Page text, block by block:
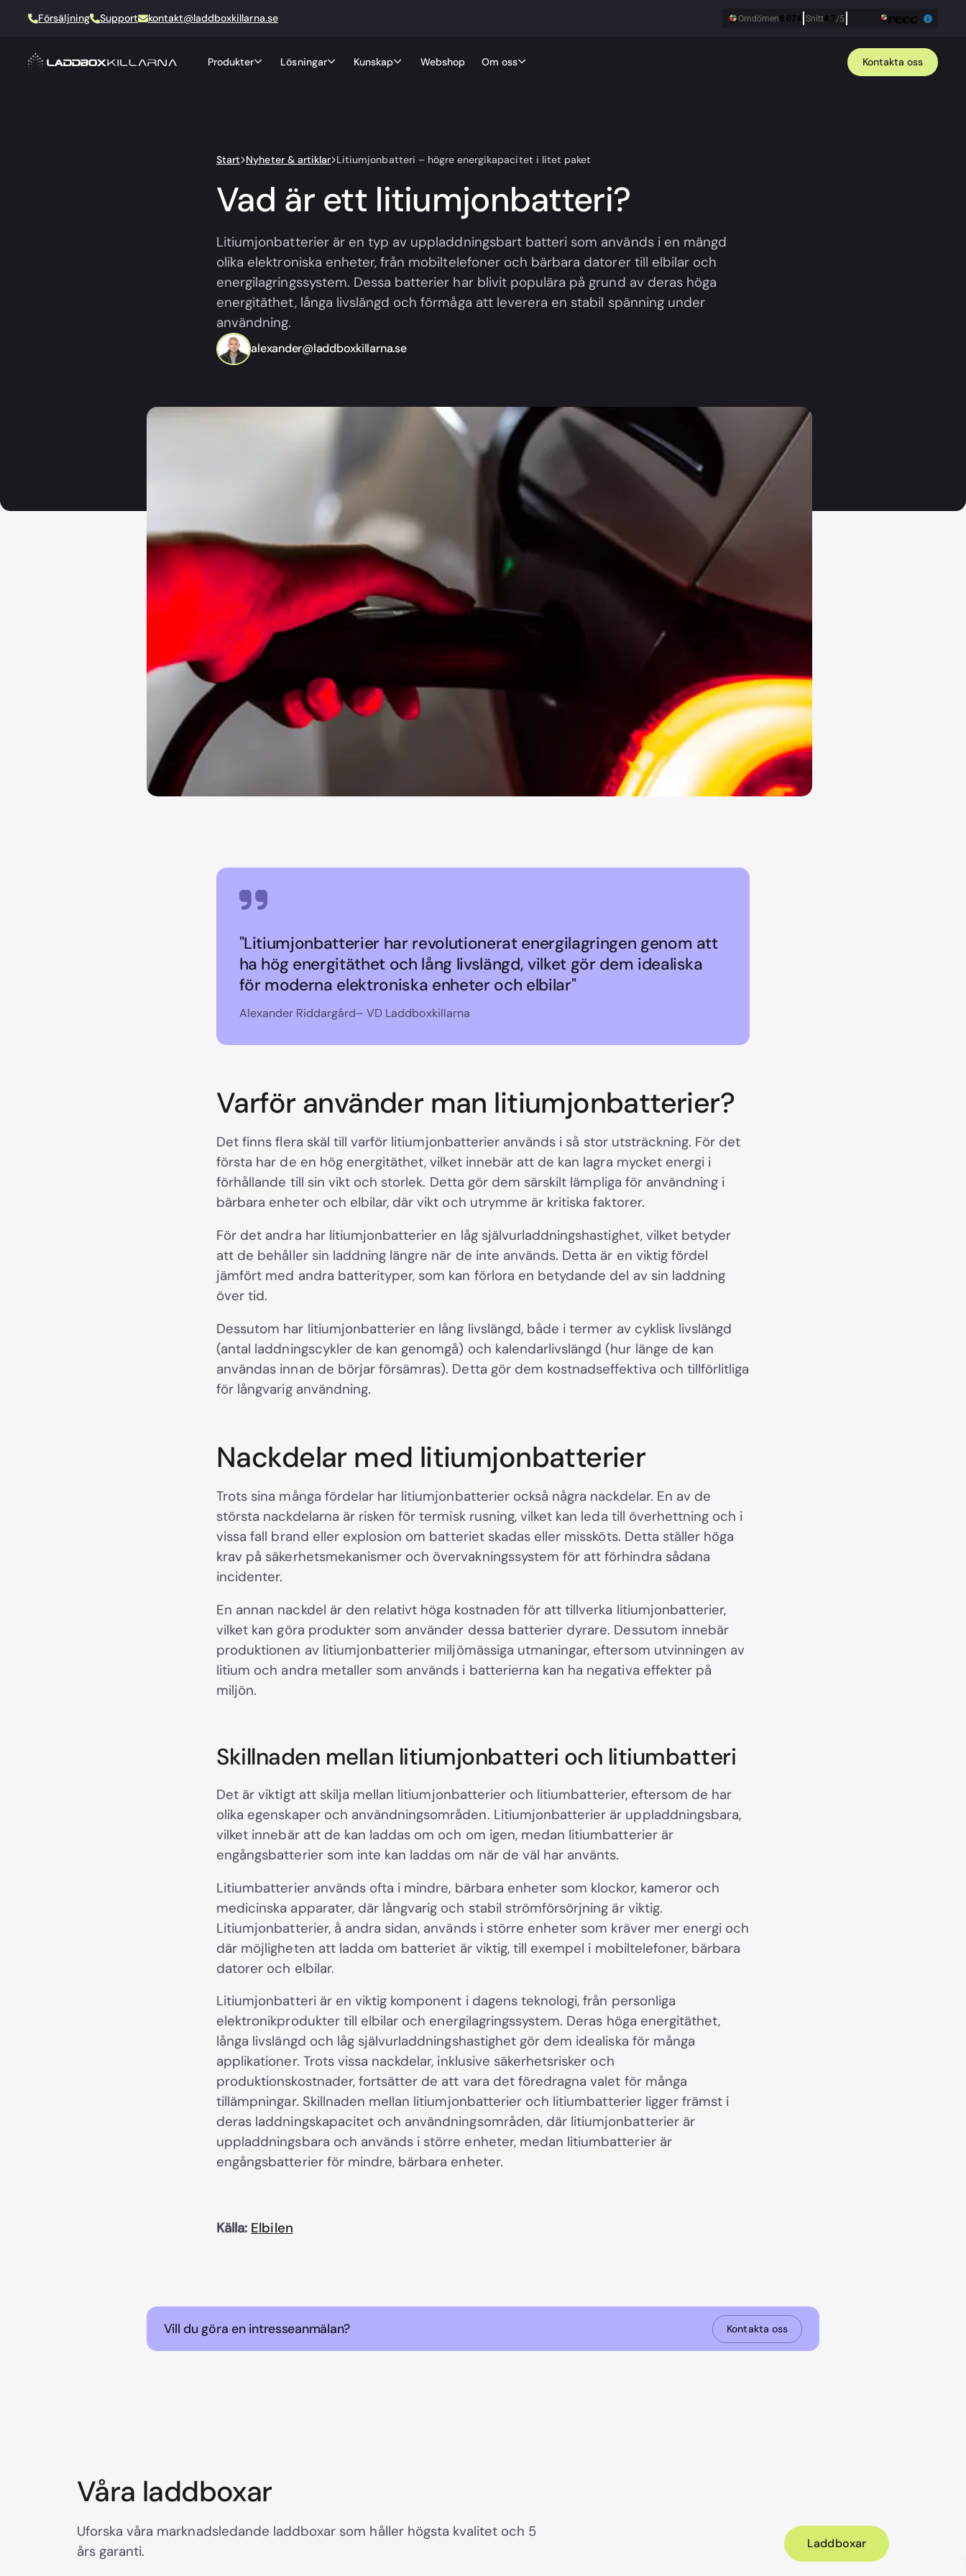
Försäljning Support kontakt@laddboxkillarna.se
Produkter Lösningar Kunskap Webshop Om oss Kontakta oss
Start Nyheter & artiklar Litiumjonbatteri – högre energikapacitet i litet paket
Vad är ett litiumjonbatteri?
Litiumjonbatterier är en typ av uppladdningsbart batteri som används i en mängd
olika elektroniska enheter, från mobiltelefoner och bärbara datorer till elbilar och
energilagringssystem. Dessa batterier har blivit populära på grund av deras höga
energitäthet, långa livslängd och förmåga att leverera en stabil spänning under
användning.
alexander@laddboxkillarna.se
"Litiumjonbatterier har revolutionerat energilagringen genom att
ha hög energitäthet och lång livslängd, vilket gör dem idealiska
för moderna elektroniska enheter och elbilar"
Alexander Riddargård– VD Laddboxkillarna
Varför använder man litiumjonbatterier?
Det finns flera skäl till varför litiumjonbatterier används i så stor utsträckning. För det
första har de en hög energitäthet, vilket innebär att de kan lagra mycket energi i
förhållande till sin vikt och storlek. Detta gör dem särskilt lämpliga för användning i
bärbara enheter och elbilar, där vikt och utrymme är kritiska faktorer.
För det andra har litiumjonbatterier en låg självurladdningshastighet, vilket betyder
att de behåller sin laddning längre när de inte används. Detta är en viktig fördel
jämfört med andra batterityper, som kan förlora en betydande del av sin laddning
över tid.
Dessutom har litiumjonbatterier en lång livslängd, både i termer av cyklisk livslängd
(antal laddningscykler de kan genomgå) och kalendarlivslängd (hur länge de kan
användas innan de börjar försämras). Detta gör dem kostnadseffektiva och tillförlitliga
för långvarig användning.
Nackdelar med litiumjonbatterier
Trots sina många fördelar har litiumjonbatterier också några nackdelar. En av de
största nackdelarna är risken för termisk rusning, vilket kan leda till överhettning och i
vissa fall brand eller explosion om batteriet skadas eller missköts. Detta ställer höga
krav på säkerhetsmekanismer och övervakningssystem för att förhindra sådana
incidenter.
En annan nackdel är den relativt höga kostnaden för att tillverka litiumjonbatterier,
vilket kan göra produkter som använder dessa batterier dyrare. Dessutom innebär
produktionen av litiumjonbatterier miljömässiga utmaningar, eftersom utvinningen av
litium och andra metaller som används i batterierna kan ha negativa effekter på
miljön.
Skillnaden mellan litiumjonbatteri och litiumbatteri
Det är viktigt att skilja mellan litiumjonbatterier och litiumbatterier, eftersom de har
olika egenskaper och användningsområden. Litiumjonbatterier är uppladdningsbara,
vilket innebär att de kan laddas om och om igen, medan litiumbatterier är
engångsbatterier som inte kan laddas om när de väl har använts.
Litiumbatterier används ofta i mindre, bärbara enheter som klockor, kameror och
medicinska apparater, där långvarig och stabil strömförsörjning är viktig.
Litiumjonbatterier, å andra sidan, används i större enheter som kräver mer energi och
där möjligheten att ladda om batteriet är viktig, till exempel i mobiltelefoner, bärbara
datorer och elbilar.
Litiumjonbatteri är en viktig komponent i dagens teknologi, från personliga
elektronikprodukter till elbilar och energilagringssystem. Deras höga energitäthet,
långa livslängd och låg självurladdningshastighet gör dem idealiska för många
applikationer. Trots vissa nackdelar, inklusive säkerhetsrisker och
produktionskostnader, fortsätter de att vara det föredragna valet för många
tillämpningar. Skillnaden mellan litiumjonbatterier och litiumbatterier ligger främst i
deras laddningskapacitet och användningsområden, där litiumjonbatterier är
uppladdningsbara och används i större enheter, medan litiumbatterier är
engångsbatterier för mindre, bärbara enheter.
Källa: Elbilen
Vill du göra en intresseanmälan? Kontakta oss
Våra laddboxar
Uforska våra marknadsledande laddboxar som håller högsta kvalitet och 5
års garanti.
Laddboxar